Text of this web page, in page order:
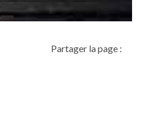
Partager la page :